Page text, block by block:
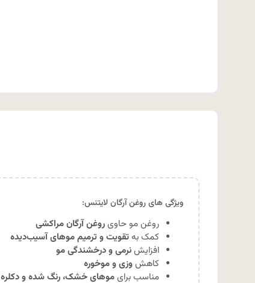
ویژگی های روغن آرگان لایتنس:
روغن مو حاویروغن آرگان مراکشی
کمک بهتقویت و ترمیم موهای آسیب‌دیده
افزایشنرمی و درخشندگی مو
کاهشوزی و موخوره
مناسب برایموهای خشک، رنگ شده و دکلره